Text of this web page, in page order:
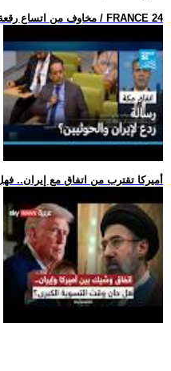
.. مخاوف من اتساع رقعة الصراع في اليمن • فرانس 24 / FRANCE 24
.. أميركا تقترب من اتفاق مع إيران..